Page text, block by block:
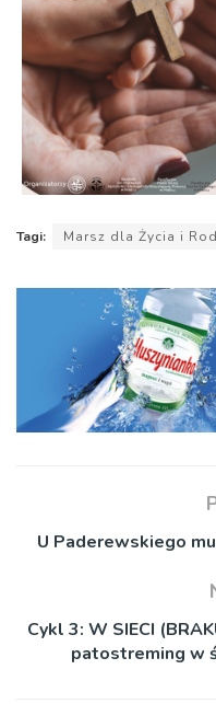
Tagi: Marsz dla Życia i
U Paderewskiego
Cykl 3: W SIECI
patostreming w